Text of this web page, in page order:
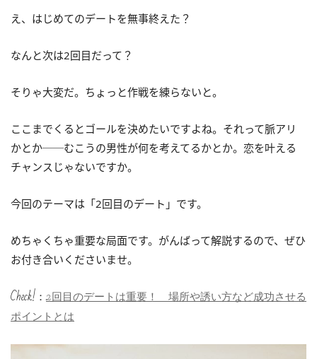
え、はじめてのデートを無事終えた？
なんと次は2回目だって？
そりゃ大変だ。ちょっと作戦を練らないと。
ここまでくるとゴールを決めたいですよね。それって脈アリ
かとか──むこうの男性が何を考えてるかとか。恋を叶える
チャンスじゃないですか。
今回のテーマは「2回目のデート」です。
めちゃくちゃ重要な局面です。がんばって解説するので、ぜひ
お付き合いくださいませ。
Check!：2回目のデートは重要！ 場所や誘い方など成功させる
ポイントとは